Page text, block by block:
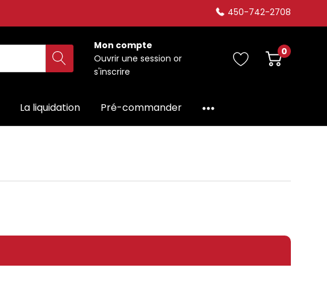
450-742-2708
Mon compte
Ouvrir une session or
s'inscrire
0
La liquidation Pré-commander